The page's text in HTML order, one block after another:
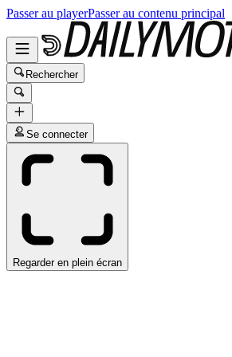
Passer au playerPasser au contenu principal
Rechercher
Se connecter
Regarder en plein écran